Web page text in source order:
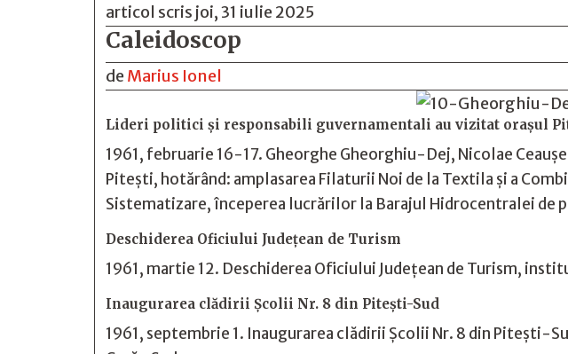
articol scris joi, 31 iulie 2025
Caleidoscop
de Marius Ionel
Lideri politici și responsabili guvernamentali au vizitat orașul
1961, februarie 16-17. Gheorghe Gheorghiu-Dej, Nicolae
Pitești, hotărând: amplasarea Filaturii Noi de la Textila și a
Sistematizare, începerea lucrărilor la Barajul Hidrocentralei de
Deschiderea Oficiului Județean de Turism
1961, martie 12. Deschiderea Oficiului Județean de Turism,
Inaugurarea clădirii Școlii Nr. 8 din Pitești-Sud
1961, septembrie 1. Inaugurarea clădirii Școlii Nr. 8 din Pitești-